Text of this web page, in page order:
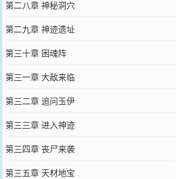
第二八章 神秘洞穴
第二九章 神迹遗址
第三十章 困魂阵
第三一章 大敌来临
第三二章 追问玉伊
第三三章 进入神迹
第三四章 丧尸来袭
第三五章 天材地宝